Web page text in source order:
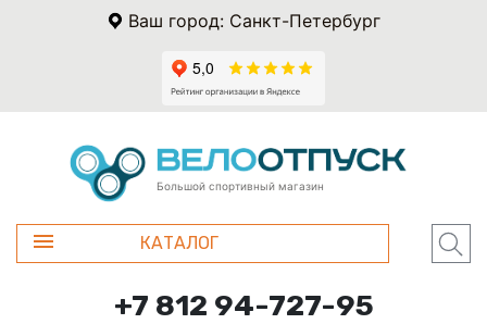
Ваш город: Санкт-Петербург
Большой спортивный магазин
КАТАЛОГ
+7 812 94-727-95